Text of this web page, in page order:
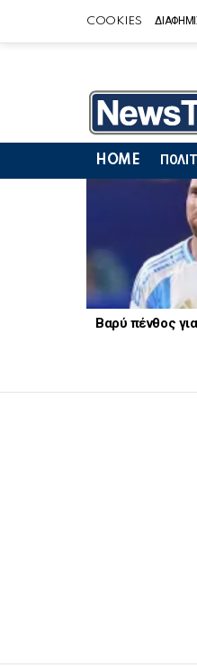
COOKIES
HOME
Βαρύ πένθος